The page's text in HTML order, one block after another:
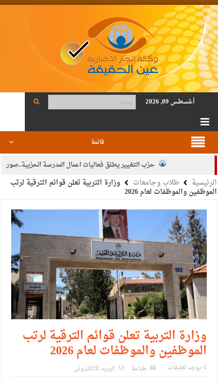
أغسطس 09, 2026
قائمة
حزب التغيير يطلق فعاليات اعمال المدرسة الحزبية..صور
الجيش يفتح باب التجنيد لحملة البكالوريوس في الحقوق والقانون
الإسلامية والمسيحية
الأمن يتلف 16 مليون حبة كبتاجون و1480 كغم مواد مخدرة
النواب يقر مشروع تعديل قانون الملكية العقارية
القاضي يلتقي رؤساء تحرير الصحف اليومية ويؤكد حرص مجلس
النواب على شراكة فاعلة مع الإعلام
دعوة المكلفين بخدمة العلم (الدفعة الثالثة) إلى مراجعة منصة خدمة
العلم
الملك يلتقي مجموعة من رفاق السلاح
الملك يتلقى اتصالا هاتفيا من العاهل البحريني
الرئيسية طلاب وجامعات وزارة التربية تعلن قوائم الترقية لرتب
الموظفين والموظفات لعام 2026
وزارة التربية تعلن قوائم الترقية لرتب
الموظفين والموظفات لعام 2026
لا يوجد تعليقات طباعة البريد الالكترونى